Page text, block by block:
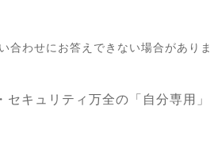
わせにお答えできない場合がありま
キュリティ万全の「自分専用」